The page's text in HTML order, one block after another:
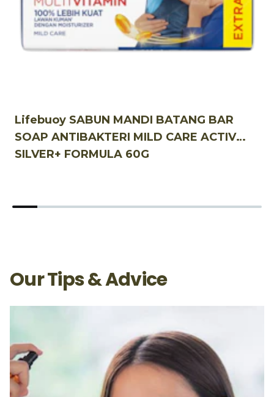
Lifebuoy SABUN MANDI BATANG BAR
SOAP ANTIBAKTERI MILD CARE ACTIV
SILVER+ FORMULA 60G
Our Tips & Advice